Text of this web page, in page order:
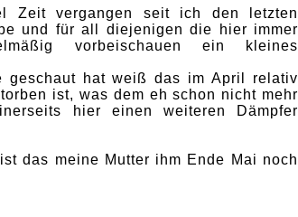
Zeit vergangen seit ich den letzten
und für all diejenigen die hier immer
vorbeischauen ein kleines
geschaut hat weiß das im April relativ
ist, was dem eh schon nicht mehr
hier einen weiteren Dämpfer
das meine Mutter ihm Ende Mai noch